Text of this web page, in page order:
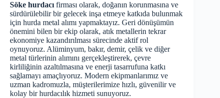
Söke hurdacı firması olarak, doğanın korunmasına ve
sürdürülebilir bir gelecek inşa etmeye katkıda bulunmak
için hurda metal alımı yapmaktayız. Geri dönüşümün
önemini bilen bir ekip olarak, atık metallerin tekrar
ekonomiye kazandırılması sürecinde aktif rol
oynuyoruz. Alüminyum, bakır, demir, çelik ve diğer
metal türlerinin alımını gerçekleştirerek, çevre
kirliliğinin azaltılmasına ve enerji tasarrufuna katkı
sağlamayı amaçlıyoruz. Modern ekipmanlarımız ve
uzman kadromuzla, müşterilerimize hızlı, güvenilir ve
kolay bir hurdacılık hizmeti sunuyoruz.